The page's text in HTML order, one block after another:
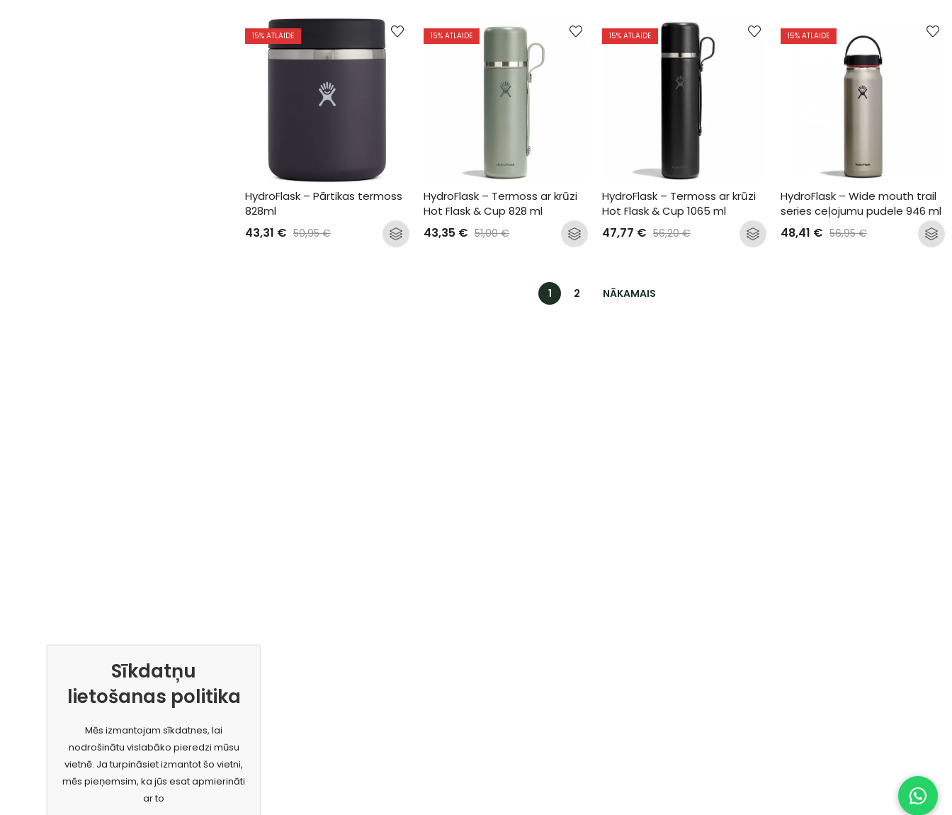
15% ATLAIDE
HydroFlask – Pārtikas termoss
828ml
43,31 € 50,95€
15% ATLAIDE
HydroFlask – Termoss ar krūzi
Hot Flask & Cup 828 ml
43,35 € 51,00€
15% ATLAIDE
HydroFlask – Termoss ar krūzi
Hot Flask & Cup 1065 ml
47,77 € 56,20€
15% ATLAIDE
HydroFlask – Wide mouth trail
series ceļojumu pudele 946 ml
48,41 € 56,95€
1 2 NĀKAMAIS
Sīkdatņu
lietošanas politika
Mēs izmantojam sīkdatnes, lai
nodrošinātu vislabāko pieredzi mūsu
vietnē. Ja turpināsiet izmantot šo vietni,
mēs pieņemsim, ka jūs esat apmierināti
ar to